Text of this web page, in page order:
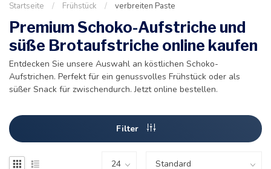
Startseite / Frühstück / verbreiten Paste
Premium Schoko-Aufstriche und
süße Brotaufstriche online kaufen
Entdecken Sie unsere Auswahl an köstlichen Schoko-
Aufstrichen. Perfekt für ein genussvolles Frühstück oder als
süßer Snack für zwischendurch. Jetzt online bestellen.
Filter